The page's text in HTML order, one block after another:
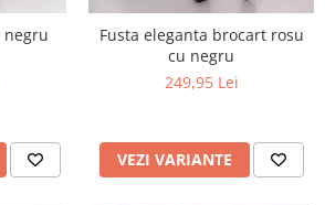
Fusta eleganta brocart rosu
cu negru
249,95 Lei
VEZI VARIANTE